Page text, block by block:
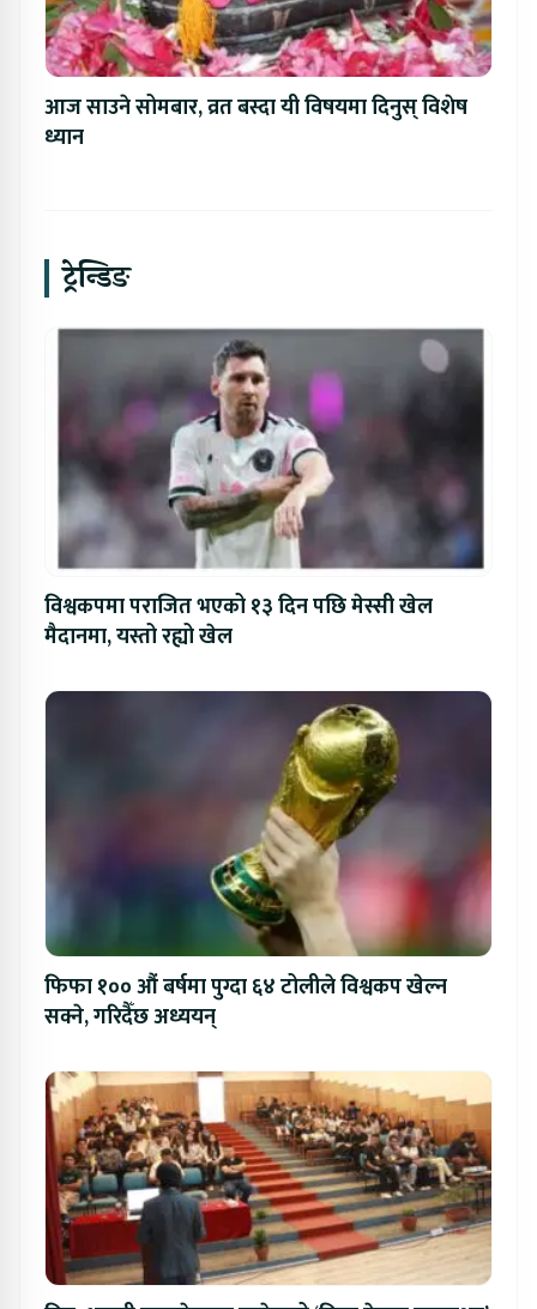
आज साउने सोमबार, व्रत बस्दा यी विषयमा दिनुस् विशेष
ध्यान
ट्रेन्डिङ
विश्वकपमा पराजित भएको १३ दिन पछि मेस्सी खेल
मैदानमा, यस्तो रह्यो खेल
फिफा १०० औं बर्षमा पुग्दा ६४ टोलीले विश्वकप खेल्न
सक्ने, गरिदैँछ अध्ययन्